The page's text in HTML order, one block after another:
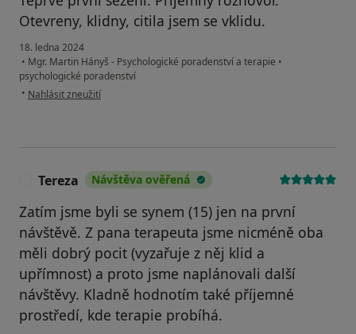
Otevreny, klidny, citila jsem se vklidu.
18. ledna 2024
• Mgr. Martin Hányš - Psychologické poradenství a terapie •
psychologické poradenství
• podle názoru uživatele J.
Nahlásit zneužití
Tereza Návštěva ověřená
Zatím jsme byli se synem (15) jen na první
návštěvě. Z pana terapeuta jsme nicméně oba
měli dobrý pocit (vyzařuje z něj klid a
upřímnost) a proto jsme naplánovali další
návštěvy. Kladně hodnotím také příjemné
prostředí, kde terapie probíhá.